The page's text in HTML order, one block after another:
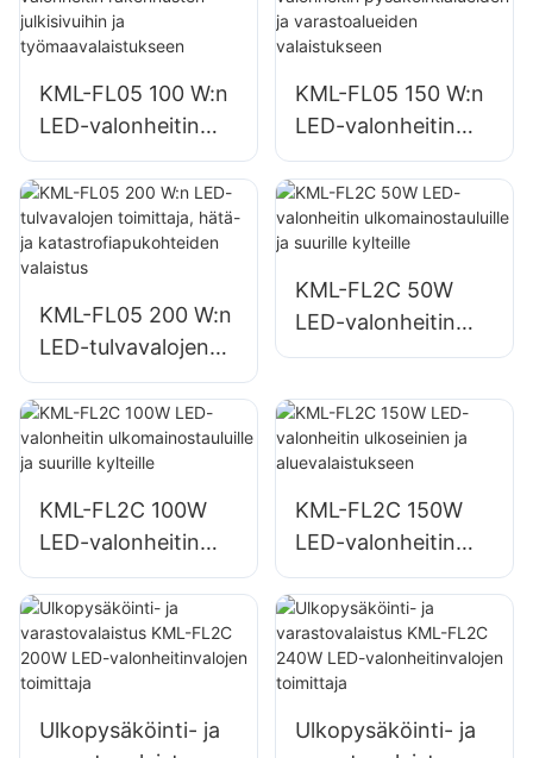
KML-FL05 100 W:n
LED-valonheitin
rakennusten
julkisivuihin ja
työmaavalaistuksee
n
KML-FL05 150 W:n
LED-valonheitin
pysäköintialueiden
ja varastoalueiden
valaistukseen
KML-FL05 200 W:n
LED-tulvavalojen
toimittaja, hätä- ja
katastrofiapukohtei
den valaistus
KML-FL2C 50W
LED-valonheitin
ulkomainostauluille
KML-FL2C 100W
LED-valonheitin
ulkomainostauluille
ja suurille kylteille
KML-FL2C 150W
LED-valonheitin
ulkoseinien ja
aluevalaistukseen
Ulkopysäköinti- ja
Ulkopysäköinti- ja